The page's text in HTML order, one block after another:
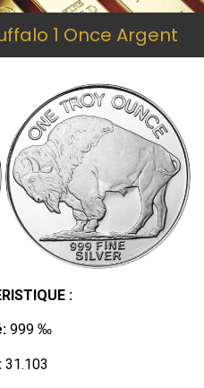
1 Once Argent
:
999 ‰
31.103